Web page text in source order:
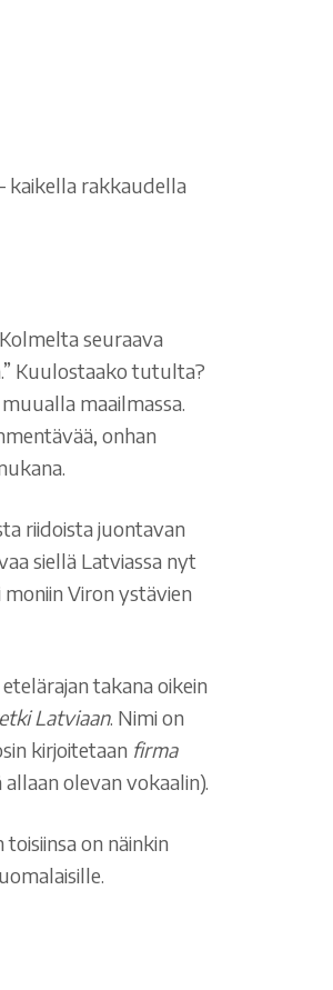
kaikella rakkaudella
seuraava
Kuulostaako tutulta?
maailmassa.
onhan
riidoista juontavan
siellä Latviassa nyt
Viron ystävien
takana oikein
Latviaan. Nimi on
kirjoitetaan firma
olevan vokaalin).
on näinkin